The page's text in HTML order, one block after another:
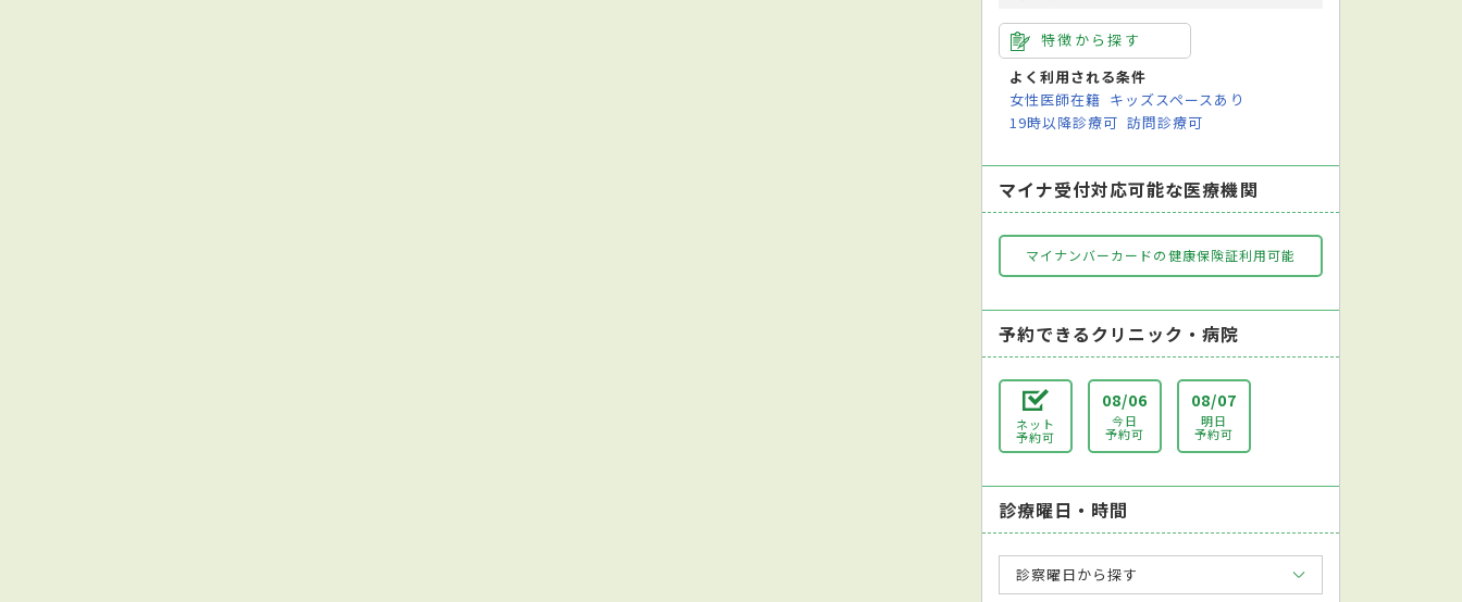
特徴から探す
よく利用される条件
女性医師在籍 キッズスペースあり
19時以降診療可 訪問診療可
マイナ受付対応可能な医療機関
マイナンバーカードの健康保険証利用可能
予約できるクリニック・病院
ネット
予約可
08/06
今日
予約可
08/07
明日
予約可
診療曜日・時間
診察曜日から探す